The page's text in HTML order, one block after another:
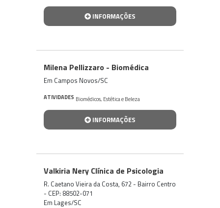
INFORMAÇÕES
Milena Pellizzaro - Biomédica
Em Campos Novos/SC
ATIVIDADES Biomédicos, Estética e Beleza
INFORMAÇÕES
Valkiria Nery Clínica de Psicologia
R. Caetano Vieira da Costa, 672 - Bairro Centro
- CEP: 88502-071
Em Lages/SC